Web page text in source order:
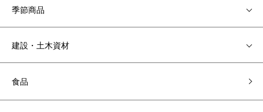
季節商品
建設・土木資材
食品